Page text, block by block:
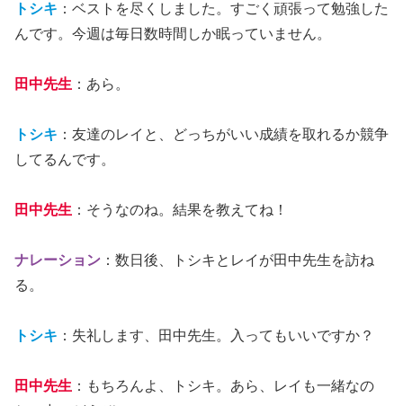
トシキ ：ベストを尽くしました。すごく頑張って勉強した
んです。今週は毎日数時間しか眠っていません。
田中先生 ：あら。
トシキ ：友達のレイと、どっちがいい成績を取れるか競争
してるんです。
田中先生 ：そうなのね。結果を教えてね！
ナレーション ：数日後、トシキとレイが田中先生を訪ね
る。
トシキ ：失礼します、田中先生。入ってもいいですか？
田中先生 ：もちろんよ、トシキ。あら、レイも一緒なの